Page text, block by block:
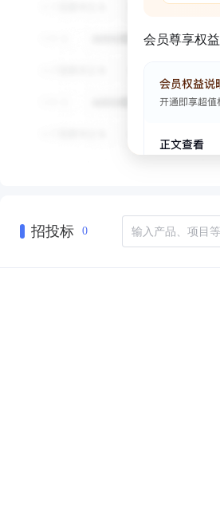
会员尊享权益
招投标 0